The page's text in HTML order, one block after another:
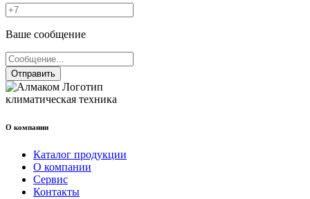
Ваше сообщение
Отправить
климатическая техника
О компании
Каталог продукции
О компании
Сервис
Контакты